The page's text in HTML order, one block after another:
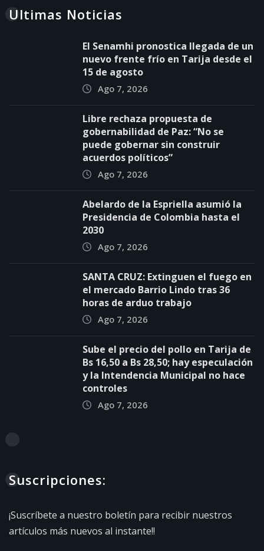
Ultimas Noticias
El Senamhi pronostica llegada de un
nuevo frente frío en Tarija desde el
15 de agosto
Ago 7, 2026
Libre rechaza propuesta de
gobernabilidad de Paz: “No se
puede gobernar sin construir
acuerdos políticos”
Ago 7, 2026
Abelardo de la Espriella asumió la
Presidencia de Colombia hasta el
2030
Ago 7, 2026
SANTA CRUZ: Extinguen el fuego en
el mercado Barrio Lindo tras 36
horas de arduo trabajo
Ago 7, 2026
Sube el precio del pollo en Tarija de
Bs 16,50 a Bs 28,50; hay especulación
y la Intendencia Municipal no hace
controles
Ago 7, 2026
Suscripciones:
¡Suscríbete a nuestro boletín para recibir nuestros
artículos más nuevos al instante!!